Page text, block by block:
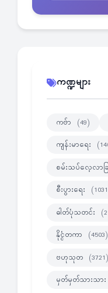
ကဏ္ဍများ
ကဗ်ာ (49)
ကျန်းမာရေး
စမ်းသပ်လေ့လာခ
စီးပွားရေး
ဓါတ်ပုံသတင်း
နိုင္ငံတကာ (4503)
ဗဟုသုတ (3721)
မှတ်မှတ်သားသား